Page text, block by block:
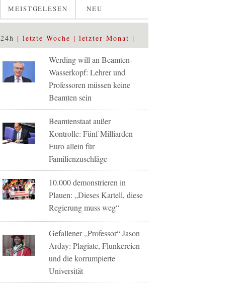
MEISTGELESEN NEU
24h letzte Woche letzter Monat
Werding will an Beamten-
Wasserkopf: Lehrer und
Professoren müssen keine
Beamten sein
Beamtenstaat außer
Kontrolle: Fünf Milliarden
Euro allein für
Familienzuschläge
10.000 demonstrieren in
Plauen: „Dieses Kartell, diese
Regierung muss weg“
Gefallener „Professor“ Jason
Arday: Plagiate, Flunkereien
und die korrumpierte
Universität